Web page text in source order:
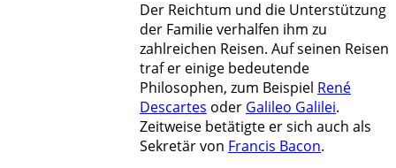
Der Reichtum und die Unterstützung
der Familie verhalfen ihm zu
zahlreichen Reisen. Auf seinen Reisen
traf er einige bedeutende
Philosophen, zum Beispiel René
Descartes oder Galileo Galilei.
Zeitweise betätigte er sich auch als
Sekretär von Francis Bacon.